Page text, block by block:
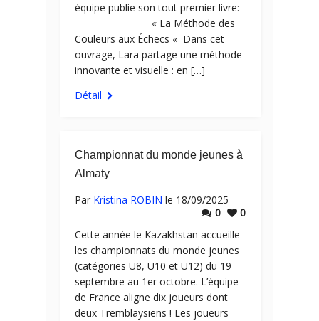
équipe publie son tout premier livre:
« La Méthode des
Couleurs aux Échecs « Dans cet
ouvrage, Lara partage une méthode
innovante et visuelle : en […]
Détail
Championnat du monde jeunes à
Almaty
Par Kristina ROBIN le 18/09/2025
0
0
Cette année le Kazakhstan accueille
les championnats du monde jeunes
(catégories U8, U10 et U12) du 19
septembre au 1er octobre. L’équipe
de France aligne dix joueurs dont
deux Tremblaysiens ! Les joueurs